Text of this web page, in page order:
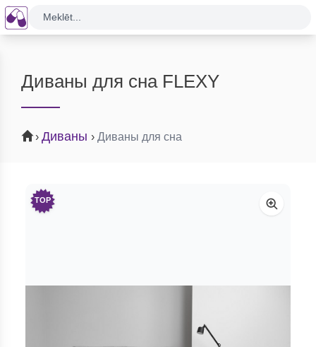
Meklēt...
Диваны для сна FLEXY
› Диваны › Диваны для сна
TOP